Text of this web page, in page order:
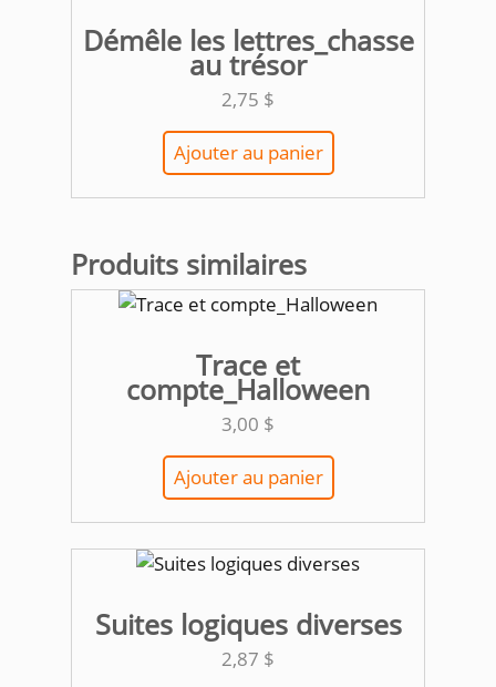
Démêle les lettres_chasse
au trésor
2,75 $
Ajouter au panier
Produits similaires
Trace et
compte_Halloween
3,00 $
Ajouter au panier
Suites logiques diverses
2,87 $